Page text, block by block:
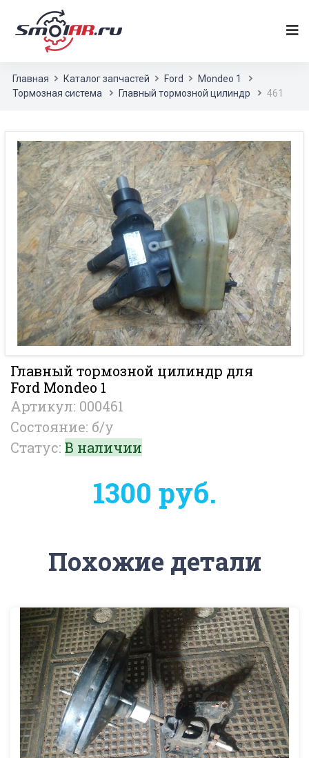
Главная Каталог запчастей Ford
Mondeo 1
Тормозная система
Главный тормозной цилиндр 461
Главный тормозной цилиндр для
Ford Mondeo 1
Артикул: 000461
Состояние: б/у
Статус: В наличии
1300 руб.
Похожие детали